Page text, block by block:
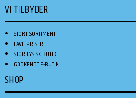
VI TILBYDER
STORT SORTIMENT
LAVE PRISER
STOR FYSISK BUTIK
GODKENDT E-BUTIK
SHOP